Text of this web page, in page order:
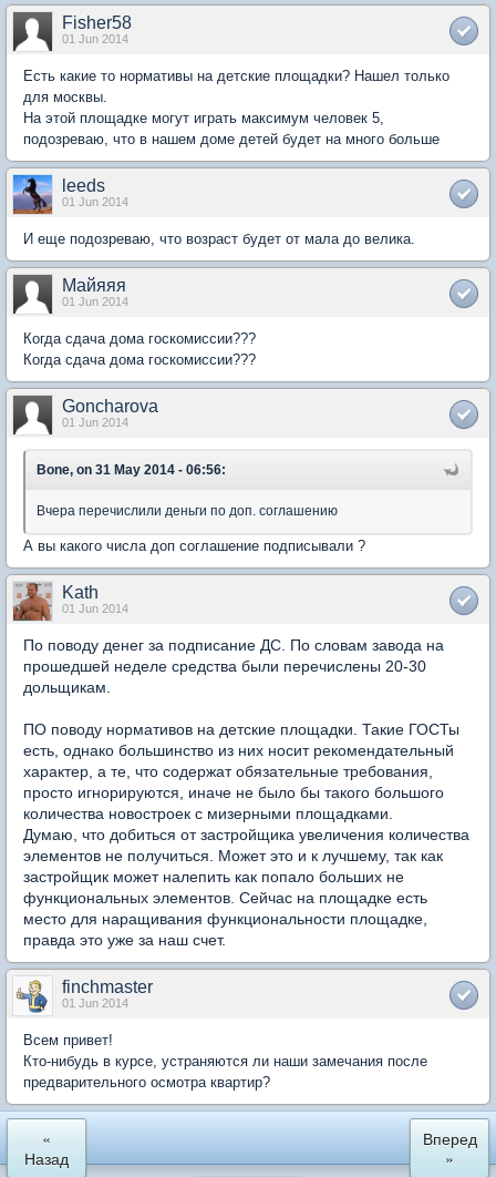
Fisher58
01 Jun 2014
Есть какие то нормативы на детские площадки? Нашел только
для москвы.
На этой площадке могут играть максимум человек 5,
подозреваю, что в нашем доме детей будет на много больше
leeds
01 Jun 2014
И еще подозреваю, что возраст будет от мала до велика.
Майяяя
01 Jun 2014
Когда сдача дома госкомиссии???
Когда сдача дома госкомиссии???
Goncharova
01 Jun 2014
Bone, on 31 May 2014 - 06:56:
Вчера перечислили деньги по доп. соглашению
А вы какого числа доп соглашение подписывали ?
Kath
01 Jun 2014
По поводу денег за подписание ДС. По словам завода на
прошедшей неделе средства были перечислены 20-30
дольщикам.
ПО поводу нормативов на детские площадки. Такие ГОСТы
есть, однако большинство из них носит рекомендательный
характер, а те, что содержат обязательные требования,
просто игнорируются, иначе не было бы такого большого
количества новостроек с мизерными площадками.
Думаю, что добиться от застройщика увеличения количества
элементов не получиться. Может это и к лучшему, так как
застройщик может налепить как попало больших не
функциональных элементов. Сейчас на площадке есть
место для наращивания функциональности площадке,
правда это уже за наш счет.
finchmaster
01 Jun 2014
Всем привет!
Кто-нибудь в курсе, устраняются ли наши замечания после
предварительного осмотра квартир?
«
Назад
Вперед
»